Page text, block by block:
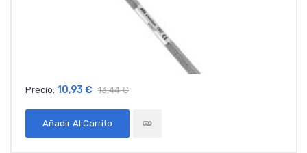
Precio: 10,93 € 13,44 €
Añadir Al Carrito